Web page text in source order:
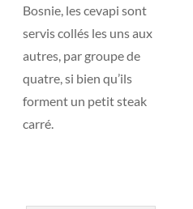
Bosnie, les cevapi sont
servis collés les uns aux
autres, par groupe de
quatre, si bien qu’ils
forment un petit steak
carré.